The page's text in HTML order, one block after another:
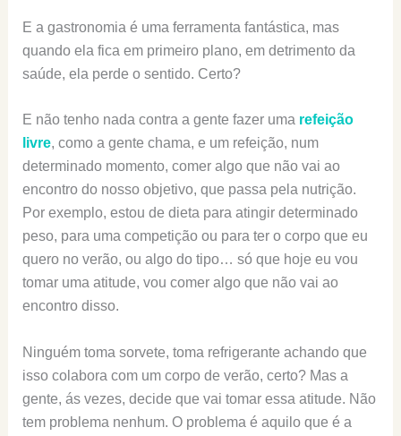
E a gastronomia é uma ferramenta fantástica, mas
quando ela fica em primeiro plano, em detrimento da
saúde, ela perde o sentido. Certo?
E não tenho nada contra a gente fazer uma refeição
livre, como a gente chama, e um refeição, num
determinado momento, comer algo que não vai ao
encontro do nosso objetivo, que passa pela nutrição.
Por exemplo, estou de dieta para atingir determinado
peso, para uma competição ou para ter o corpo que eu
quero no verão, ou algo do tipo… só que hoje eu vou
tomar uma atitude, vou comer algo que não vai ao
encontro disso.
Ninguém toma sorvete, toma refrigerante achando que
isso colabora com um corpo de verão, certo? Mas a
gente, ás vezes, decide que vai tomar essa atitude. Não
tem problema nenhum. O problema é aquilo que é a